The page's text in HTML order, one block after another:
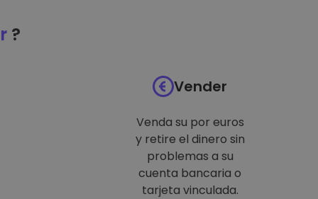
?
Vender
Venda su por euros
y retire el dinero sin
problemas a su
cuenta bancaria o
tarjeta vinculada.